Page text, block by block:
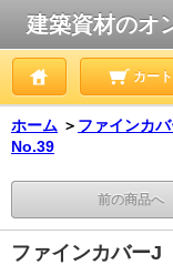
建築資材のオ
カート
ホーム ＞ ファインカ
No.39
前の商品へ
ファインカバー